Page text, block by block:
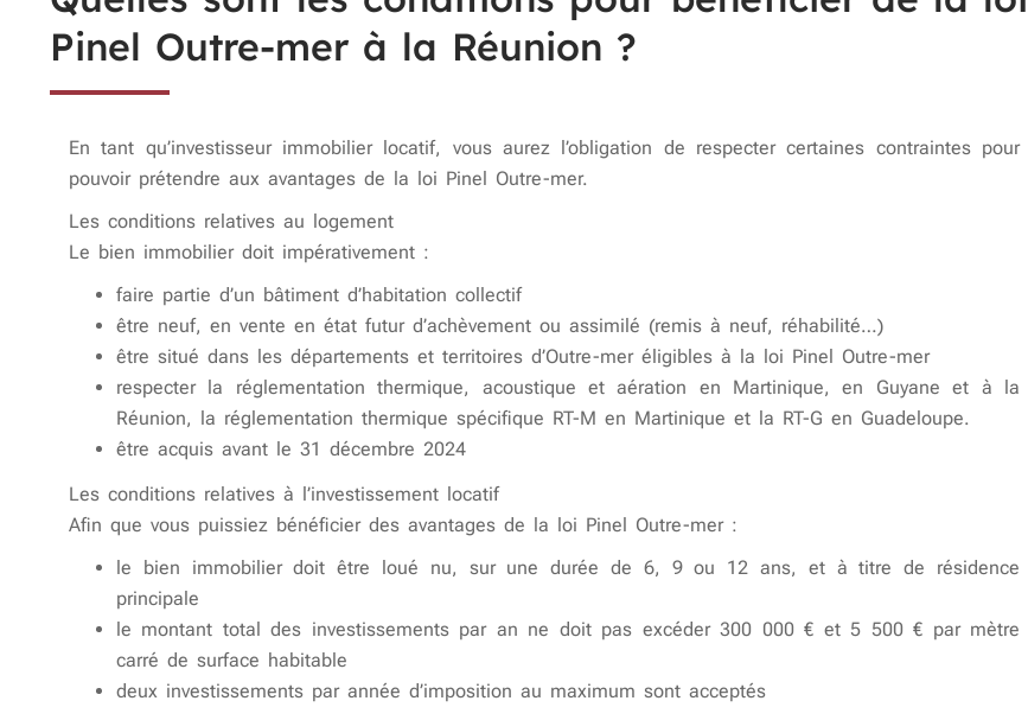
Pinel Outre-mer à la Réunion ?
En tant qu’investisseur immobilier locatif, vous aurez l’obligation de respecter certaines contraintes pour
pouvoir prétendre aux avantages de la loi Pinel Outre-mer.
Les conditions relatives au logement
Le bien immobilier doit impérativement :
faire partie d’un bâtiment d’habitation collectif
être neuf, en vente en état futur d’achèvement ou assimilé (remis à neuf, réhabilité…)
être situé dans les départements et territoires d’Outre-mer éligibles à la loi Pinel Outre-mer
respecter la réglementation thermique, acoustique et aération en Martinique, en Guyane et à la
Réunion, la réglementation thermique spécifique RT-M en Martinique et la RT-G en Guadeloupe.
être acquis avant le 31 décembre 2024
Les conditions relatives à l’investissement locatif
Afin que vous puissiez bénéficier des avantages de la loi Pinel Outre-mer :
le bien immobilier doit être loué nu, sur une durée de 6, 9 ou 12 ans, et à titre de résidence
principale
le montant total des investissements par an ne doit pas excéder 300 000 € et 5 500 € par mètre
carré de surface habitable
deux investissements par année d’imposition au maximum sont acceptés